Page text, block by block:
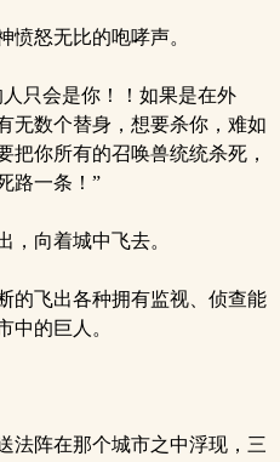
怒无比的咆哮声。
只会是你！！如果是在外
无数个替身，想要杀你，难如
把你所有的召唤兽统统杀死，
路一条！”
向着城中飞去。
的飞出各种拥有监视、侦查能
中的巨人。
法阵在那个城市之中浮现，三